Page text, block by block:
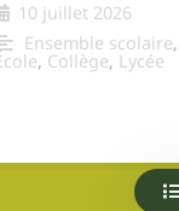
10 juillet 2026
Ensemble scolaire,
, Collège, Lycée